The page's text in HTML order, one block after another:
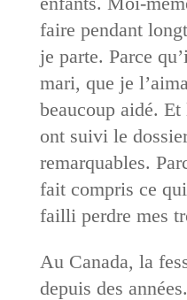
faire pendant
je parte. Parce
mari, que je
beaucoup aidé.
ont suivi le
remarquables.
fait compris ce
failli perdre mes
Au Canada, la
depuis des